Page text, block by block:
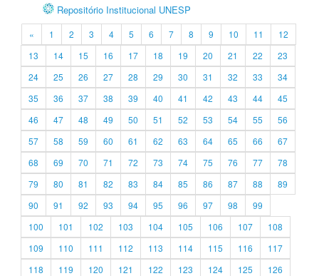
Repositório Institucional UNESP
« 1 2 3 4 5 6 7 8 9 10 11
12
13
14 15 16 17 18 19 20 21 22
23
24
25 26 27 28 29 30 31 32 33
34
35
36 37 38 39 40 41 42 43 44
45
46
47 48 49 50 51 52 53 54 55
56
57
58 59 60 61 62 63 64 65 66
67
68
69 70 71 72 73 74 75 76 77
78
79
80 81 82 83 84 85 86 87 88
89
90
91 92 93 94 95 96 97 98
99
100
101 102 103 104 105 106 107
108
109
110 111 112 113 114 115 116
117
118
119 120 121 122 123 124 125
126